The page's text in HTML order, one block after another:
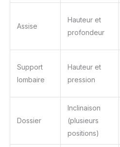
Assise
Hauteur et
profondeur
Support
lombaire
Hauteur et
pression
Dossier
Inclinaison
(plusieurs
positions)